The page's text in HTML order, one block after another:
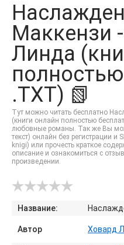
ЗАКЛАДКИ
Маккензи
Линда
.TXT) 📗
Тут можно читать бесплатно
(книги онлайн полностью
любовные романы. Так же Вы
текст) онлайн без регистрации и
knigi) или прочесть краткое
описание и ознакомиться с
произведении.
Название:
Автор Ховард